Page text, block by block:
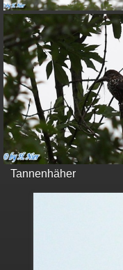
Tannenhäher